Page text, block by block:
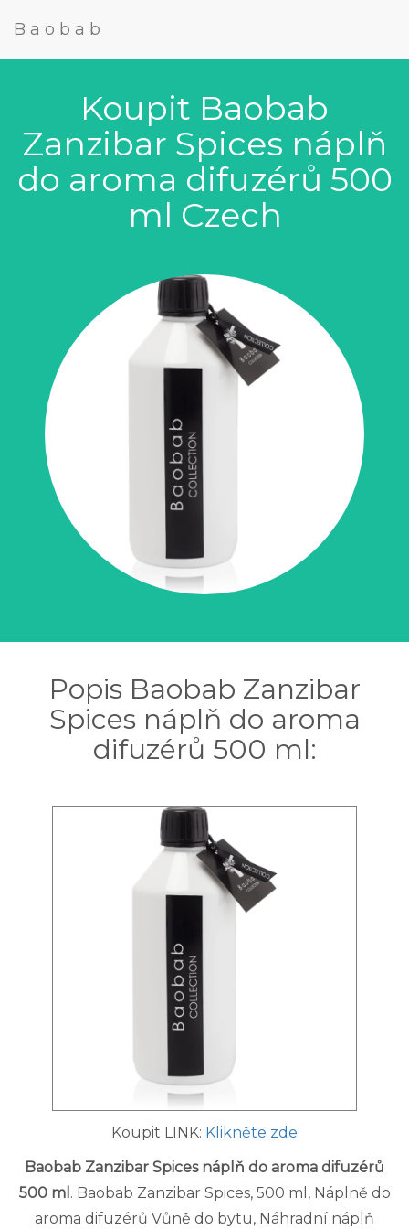
Baobab
Koupit Baobab
Zanzibar Spices náplň
do aroma difuzérů 500
ml Czech
Popis Baobab Zanzibar
Spices náplň do aroma
difuzérů 500 ml:
Koupit LINK: Klikněte zde
Baobab Zanzibar Spices náplň do aroma difuzérů
500 ml . Baobab Zanzibar Spices, 500 ml, Náplně do
aroma difuzérů Vůně do bytu, Náhradní náplň